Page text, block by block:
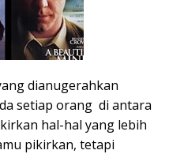
dianugerahkan
setiap orang di antara
hal-hal yang lebih
pikirkan, tetapi